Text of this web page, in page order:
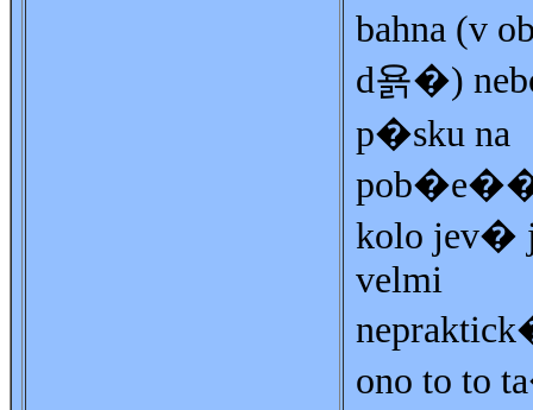
bahna (v
d욝�)
p�sku na
pob�e��
kolo jev�
velmi
ono to to